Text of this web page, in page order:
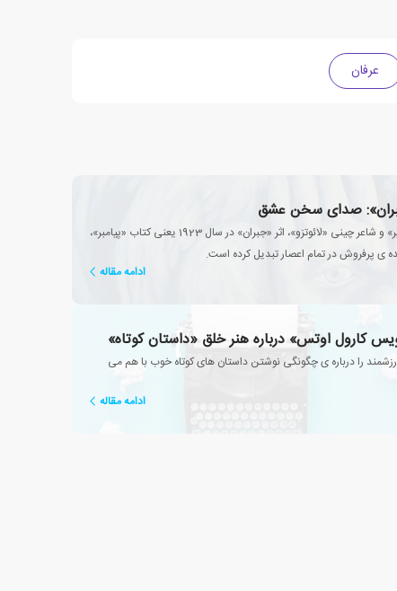
عرفان
صدای سخن عشق
پس از «ویلیام شکسپیر» و شاعر چینی «لائوتزو»، اثر «جبران» در سال 1923 یعنی کتاب «پیامبر»،
ی پرفروش در تمام اعصار تبدیل کرده است.
ادامه مقاله
کارول اوتس» درباره هنر خلق «داستان کوتاه»
را درباره ی چگونگی نوشتن داستان های کوتاه خوب با هم می
ادامه مقاله